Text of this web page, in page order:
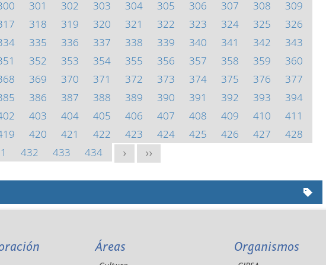
301 302 303 304 305 306 307 308
309
318 319 320 321 322 323 324 325
326
335 336 337 338 339 340 341 342
343
352 353 354 355 356 357 358 359
360
369 370 371 372 373 374 375 376
377
386 387 388 389 390 391 392 393
394
403 404 405 406 407 408 409 410
411
420 421 422 423 424 425 426 427
428
432 433 434 > >>
Áreas Organismos